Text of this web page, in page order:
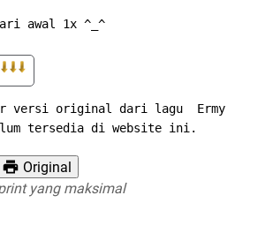
awal 1x ^_^
versi original dari lagu  Ermy
tersedia di website ini.
Original
yang maksimal